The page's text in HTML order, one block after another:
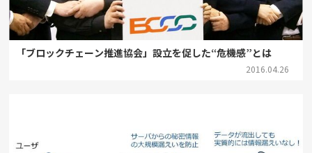
「ブロックチェーン推進協会」設立を促した“危機感”とは
2016.04.26